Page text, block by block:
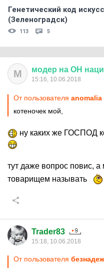
Генетический код
(Зеленоградск)
113 5
М модер на ОН
15:16, 10.06.2018
От пользователя anomalia
котеночек мой,
ну каких же ГОСПОД
тут даже вопрос повис, а
товарищем называть
Trader83
15:18, 10.06.2018
От пользователя